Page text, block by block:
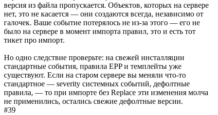
версия из файла пропускается. Объектов, которых на сервере
нет, это не касается — они создаются всегда, независимо от
галочек. Ваше событие потерялось не из-за этого — его не
было на сервере в момент импорта правил, это и есть тот
тикет про импорт.
Но одно следствие проверьте: на свежей инсталляции
стандартные события, правила EPP и темплейты уже
существуют. Если на старом сервере вы меняли что-то
стандартное — severity системных событий, дефолтные
правила, — то при импорте без Replace эти изменения молча
не применились, остались свежие дефолтные версии.
#39